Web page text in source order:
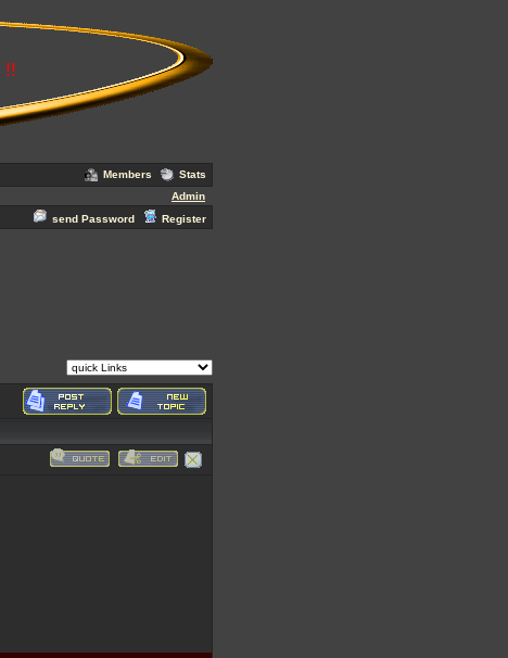
!!
Members
Stats
Admin
send Password Register